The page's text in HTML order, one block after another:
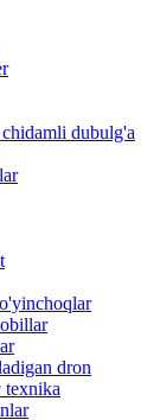
dubulg'a
dron
texnika